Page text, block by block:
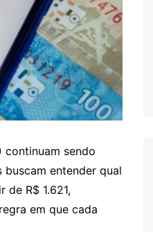
continuam sendo
entender qual
R$ 1.621,
em que cada